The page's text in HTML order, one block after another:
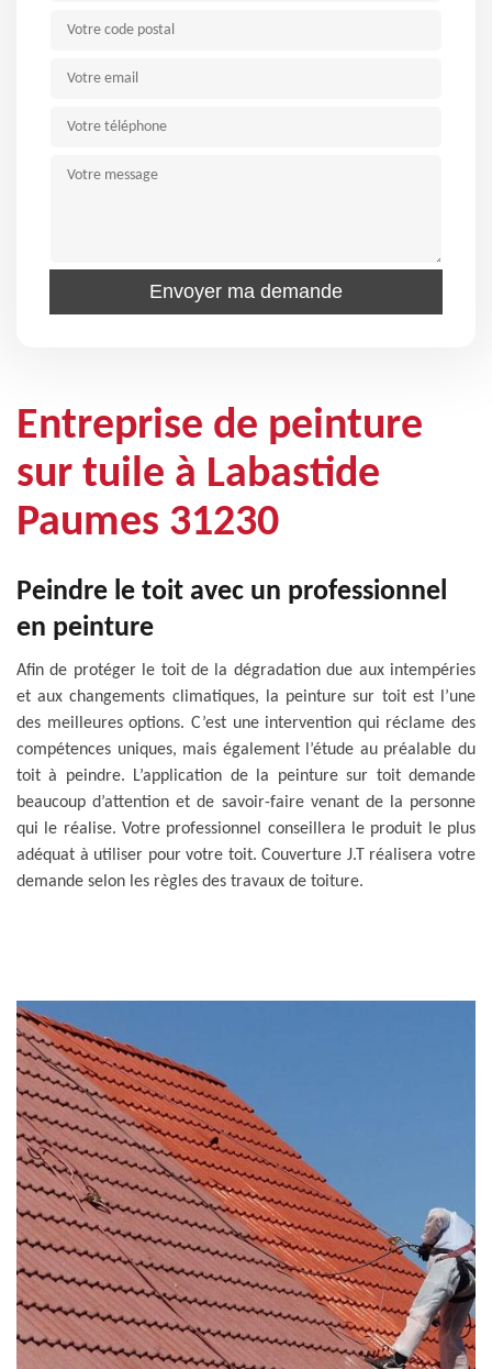
Entreprise de peinture
sur tuile à Labastide
Paumes 31230
Peindre le toit avec un professionnel
en peinture
Afin de protéger le toit de la dégradation due aux intempéries
et aux changements climatiques, la peinture sur toit est l’une
des meilleures options. C’est une intervention qui réclame des
compétences uniques, mais également l’étude au préalable du
toit à peindre. L’application de la peinture sur toit demande
beaucoup d’attention et de savoir-faire venant de la personne
qui le réalise. Votre professionnel conseillera le produit le plus
adéquat à utiliser pour votre toit. Couverture J.T réalisera votre
demande selon les règles des travaux de toiture.